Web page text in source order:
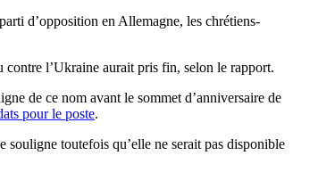
d’opposition en Allemagne, les chrétiens-
l’Ukraine aurait pris fin, selon le rapport.
de ce nom avant le sommet d’anniversaire de
pour le poste.
souligne toutefois qu’elle ne serait pas disponible